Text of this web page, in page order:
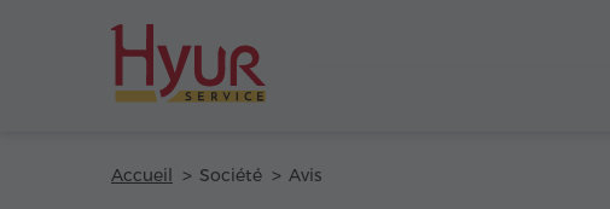
Accueil Société Avis